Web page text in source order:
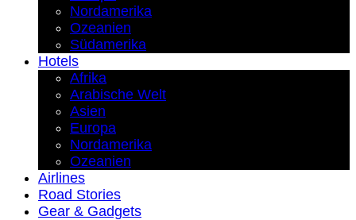
Nordamerika
Ozeanien
Südamerika
Hotels
Afrika
Arabische Welt
Asien
Europa
Nordamerika
Ozeanien
Airlines
Road Stories
Gear & Gadgets